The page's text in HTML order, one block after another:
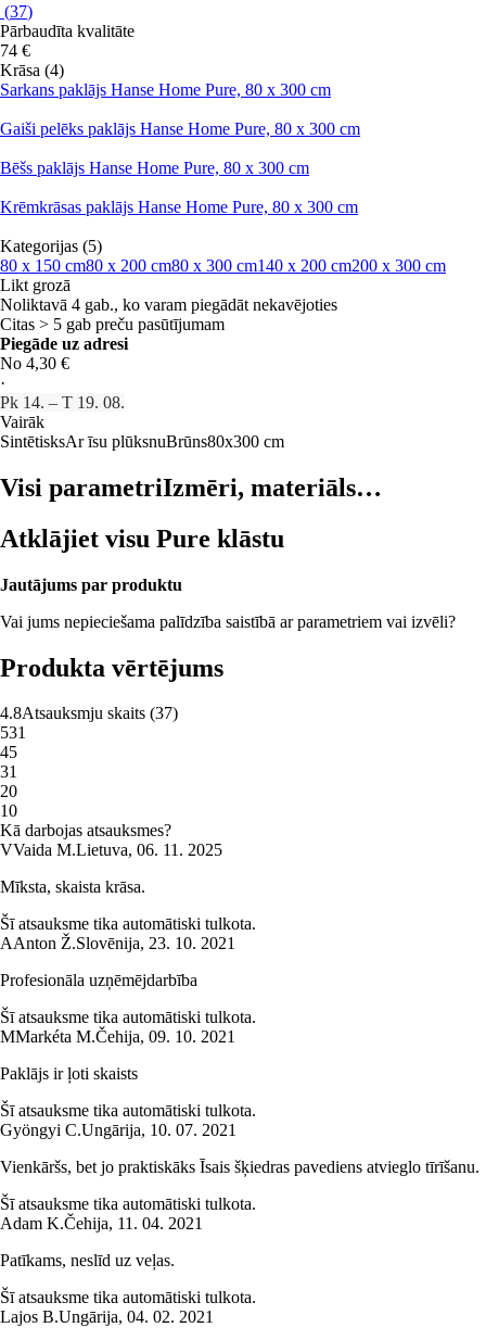
(37)
Pārbaudīta kvalitāte
74 €
Krāsa (4)
Sarkans paklājs Hanse Home Pure, 80 x 300 cm
Gaiši pelēks paklājs Hanse Home Pure, 80 x 300 cm
Bēšs paklājs Hanse Home Pure, 80 x 300 cm
Krēmkrāsas paklājs Hanse Home Pure, 80 x 300 cm
Kategorijas (5)
80 x 150 cm80 x 200 cm80 x 300 cm140 x 200 cm200 x 300 cm
Likt grozā
Noliktavā 4 gab., ko varam piegādāt nekavējoties
Citas > 5 gab preču pasūtījumam
Piegāde uz adresi
No 4,30 €
·
Pk 14. – T 19. 08.
Vairāk
SintētisksAr īsu plūksnuBrūns80x300 cm
Visi parametriIzmēri, materiāls…
Atklājiet visu Pure klāstu
Jautājums par produktu
Vai jums nepieciešama palīdzība saistībā ar parametriem vai izvēli?
Produkta vērtējums
4.8Atsauksmju skaits (37)
531
45
31
20
10
Kā darbojas atsauksmes?
VVaida M.Lietuva, 06. 11. 2025
Mīksta, skaista krāsa.
Šī atsauksme tika automātiski tulkota.
AAnton Ž.Slovēnija, 23. 10. 2021
Profesionāla uzņēmējdarbība
Šī atsauksme tika automātiski tulkota.
MMarkéta M.Čehija, 09. 10. 2021
Paklājs ir ļoti skaists
Šī atsauksme tika automātiski tulkota.
Gyöngyi C.Ungārija, 10. 07. 2021
Vienkāršs, bet jo praktiskāks Īsais šķiedras pavediens atvieglo tīrīšanu.
Šī atsauksme tika automātiski tulkota.
Adam K.Čehija, 11. 04. 2021
Patīkams, neslīd uz veļas.
Šī atsauksme tika automātiski tulkota.
Lajos B.Ungārija, 04. 02. 2021